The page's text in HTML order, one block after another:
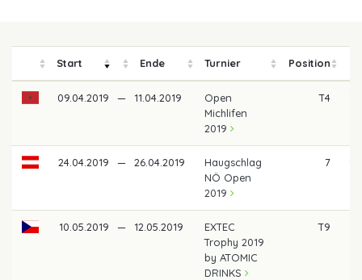
Start Ende Turnier Position
09.04.2019 — 11.04.2019
Open
Michlifen
2019
T4
24.04.2019 — 26.04.2019
Haugschlag
NÖ Open
2019
7
10.05.2019 — 12.05.2019
EXTEC
Trophy 2019
by ATOMIC
DRINKS
T9